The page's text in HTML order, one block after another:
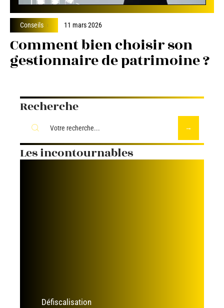
Conseils 11 mars 2026
Comment bien choisir son
gestionnaire de patrimoine ?
Recherche
Les incontournables
Défiscalisation